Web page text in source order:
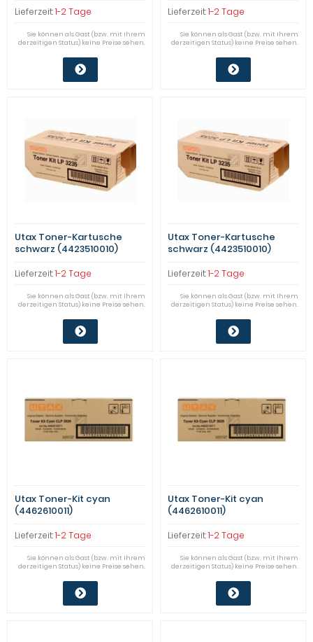
Lieferzeit:1-2 Tage
Sie können als Gast (bzw. mit Ihrem
derzeitigen Status) keine Preise sehen.
Lieferzeit:1-2 Tage
Sie können als Gast (bzw. mit Ihrem
derzeitigen Status) keine Preise sehen.
Utax Toner-Kartusche
schwarz (4423510010)
Lieferzeit:1-2 Tage
Sie können als Gast (bzw. mit Ihrem
derzeitigen Status) keine Preise sehen.
Utax Toner-Kartusche
schwarz (4423510010)
Lieferzeit:1-2 Tage
Sie können als Gast (bzw. mit Ihrem
derzeitigen Status) keine Preise sehen.
Utax Toner-Kit cyan
(4462610011)
Lieferzeit:1-2 Tage
Sie können als Gast (bzw. mit Ihrem
derzeitigen Status) keine Preise sehen.
Utax Toner-Kit cyan
(4462610011)
Lieferzeit:1-2 Tage
Sie können als Gast (bzw. mit Ihrem
derzeitigen Status) keine Preise sehen.